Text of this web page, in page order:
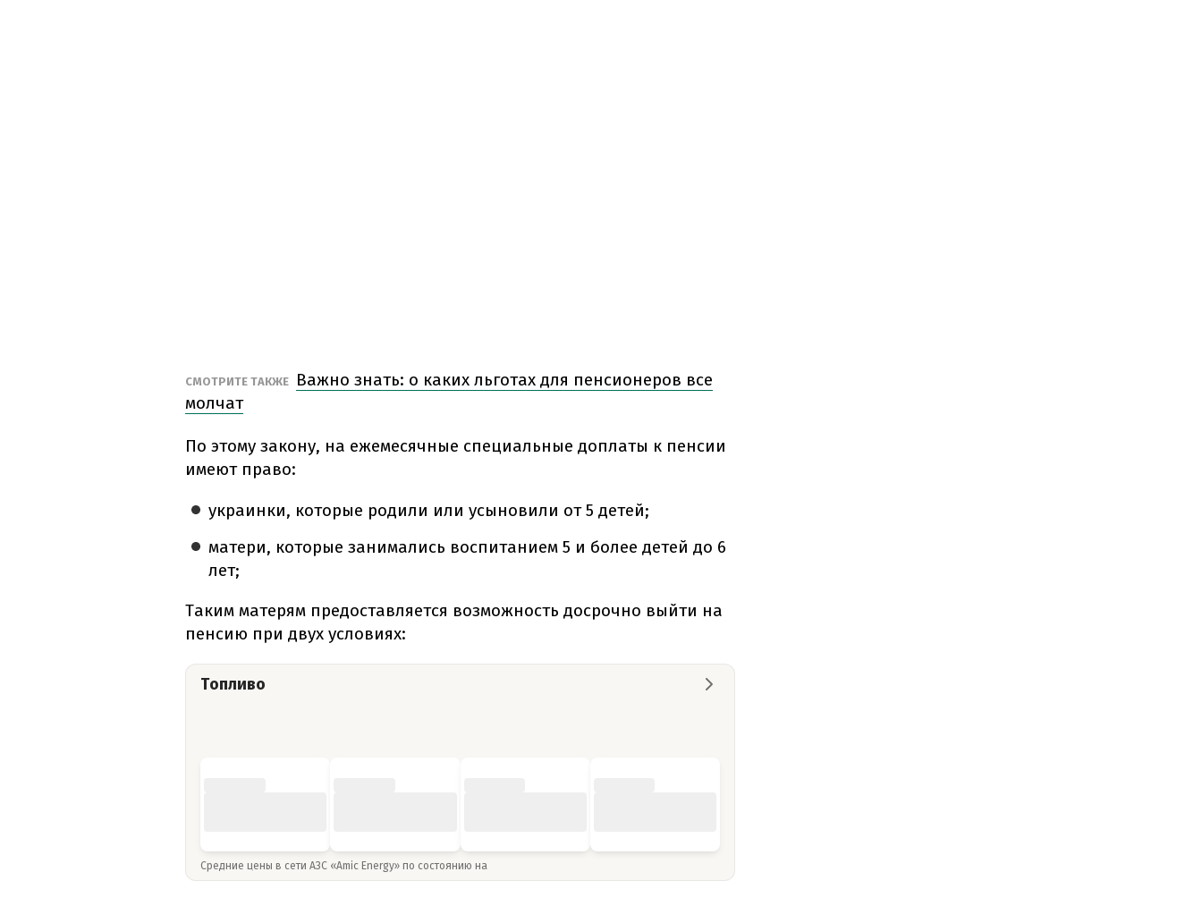
СМОТРИТЕ ТАКЖЕ
Важно знать: о каких льготах для пенсионеров все
молчат
По этому закону, на ежемесячные специальные доплаты к пенсии
имеют право:
украинки, которые родили или усыновили от 5 детей;
матери, которые занимались воспитанием 5 и более детей до 6
лет;
Таким матерям предоставляется возможность досрочно выйти на
пенсию при двух условиях:
Топливо
Средние цены в сети АЗС «Amic Energy» по состоянию на